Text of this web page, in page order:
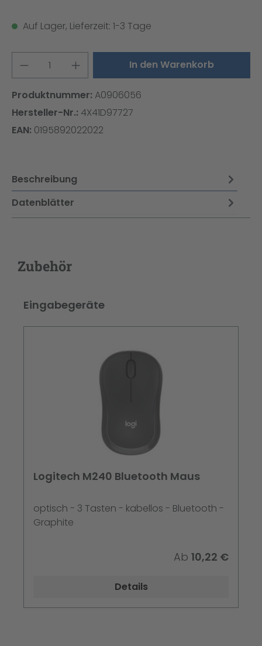
Auf Lager, Lieferzeit: 1-3 Tage
Produkt Anzahl: Gib denIn den Warenkorb
Produktnummer: A0906056
Hersteller-Nr.: 4X41D97727
EAN: 0195892022022
Beschreibung
Datenblätter
Zubehör
Produktgalerie überspringen
Eingabegeräte
Logitech M240 Bluetooth Maus
optisch - 3 Tasten - kabellos - Bluetooth -
Graphite
Ab 10,22 €
Details